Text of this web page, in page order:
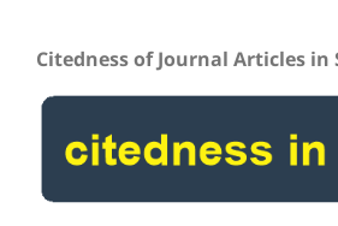
Citedness of Journal Articles in